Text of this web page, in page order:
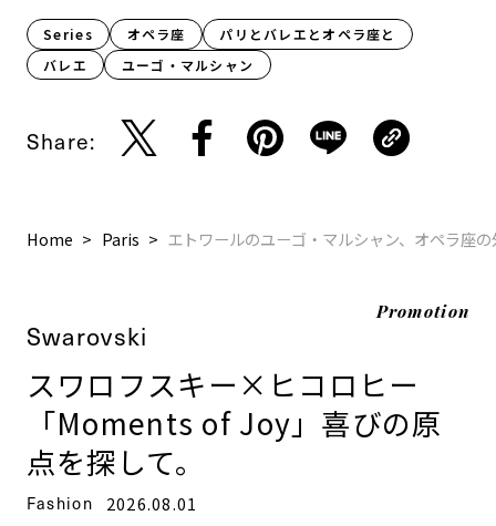
Series オペラ座
パリとバレエとオペラ座と
バレエ
ユーゴ・マルシャン
Share:
Home Paris エトワールのユーゴ・マルシャン、オペラ座
Promotion
Swarovski
スワロフスキー×ヒコロヒー
「Moments of Joy」喜びの原
点を探して。
Fashion 2026.08.01